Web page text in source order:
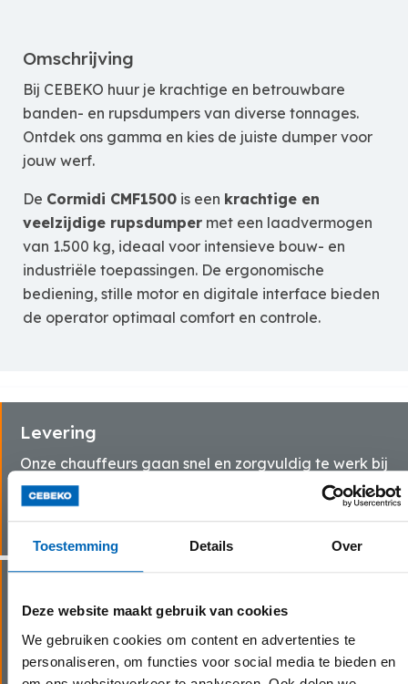
Toestemming Details Over
Deze website maakt gebruik van cookies
We gebruiken cookies om content en advertenties te
personaliseren, om functies voor social media te bieden en
Omschrijving
Bij CEBEKO huur je krachtige en betrouwbare
banden- en rupsdumpers van diverse tonnages.
Ontdek ons gamma en kies de juiste dumper voor
jouw werf.
De Cormidi CMF1500 is een krachtige en
veelzijdige rupsdumper met een laadvermogen
van 1.500 kg, ideaal voor intensieve bouw- en
industriële toepassingen. De ergonomische
bediening, stille motor en digitale interface bieden
de operator optimaal comfort en controle.
Levering
Onze chauffeurs gaan snel en zorgvuldig te werk bij
het leveren van jouw huurmachine(s) bij jouw thuis
of op de werf.
Dankzij onze eigen transportdienst en
servicewagens kunnen wij steeds snel schakelen bij
last minute bestellingen of technische problemen.